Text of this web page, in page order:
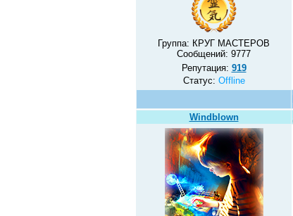
Группа: КРУГ МАСТЕРОВ
Сообщений: 9777
Репутация: 919
Статус: Offline
Windblown